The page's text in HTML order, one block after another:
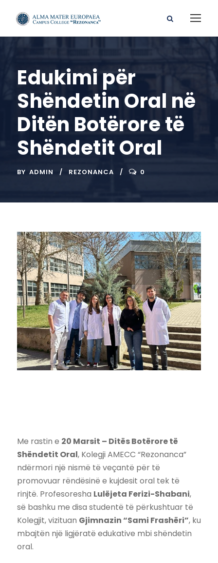
Edukimi për
Shëndetin Oral në
Ditën Botërore të
Shëndetit Oral
BY ADMIN REZONANCA 0
Me rastin e 20 Marsit – Ditës Botërore të
Shëndetit Oral, Kolegji AMECC “Rezonanca”
ndërmori një nismë të veçantë për të
promovuar rëndësinë e kujdesit oral tek të
rinjtë. Profesoresha Lulëjeta Ferizi-Shabani,
së bashku me disa studentë të përkushtuar të
Kolegjit, vizituan Gjimnazin “Sami Frashëri”, ku
mbajtën një ligjëratë edukative mbi shëndetin
oral.